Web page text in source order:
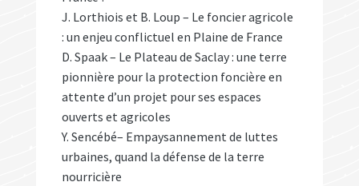
J. Lorthiois et B. Loup – Le foncier agricole
: un enjeu conflictuel en Plaine de France
D. Spaak – Le Plateau de Saclay : une terre
pionnière pour la protection foncière en
attente d’un projet pour ses espaces
ouverts et agricoles
Y. Sencébé– Empaysannement de luttes
urbaines, quand la défense de la terre
nourricière